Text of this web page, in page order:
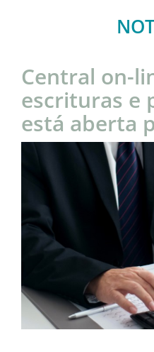
Central on-
escrituras e
está aberta